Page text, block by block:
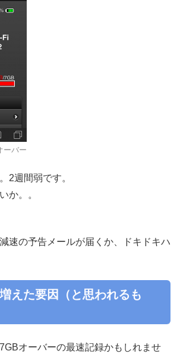
ーバー
2週間弱です。
か。。
速の予告メールが届くか、ドキドキハ
えた要因（と思われるも
オーバーの最速記録かもしれませ